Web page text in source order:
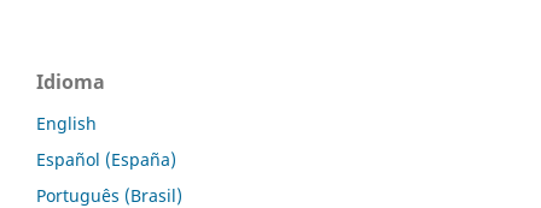
Idioma
English
Español (España)
Português (Brasil)